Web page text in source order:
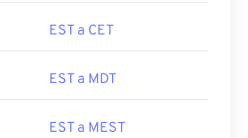
EST a CET
EST a MDT
EST a MEST